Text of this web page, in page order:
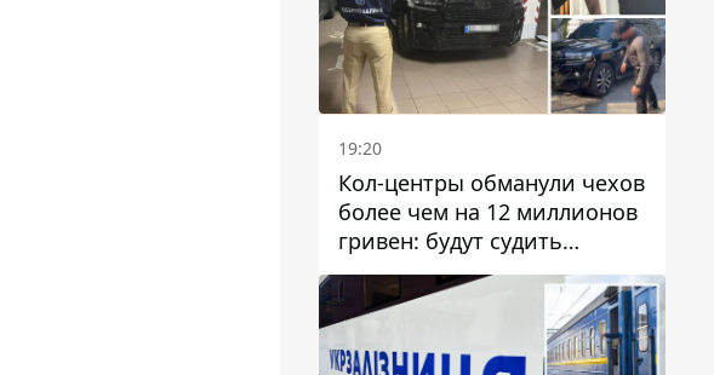
19:20
Кол-центры обманули чехов
более чем на 12 миллионов
гривен: будут судить
днепрянина,
организовавшего
транснациональную
преступную организацию